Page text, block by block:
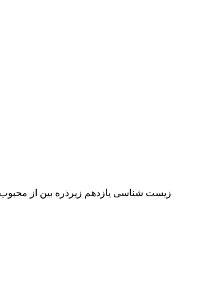
زیست شناسی یازدهم زیرذره بین از